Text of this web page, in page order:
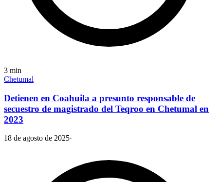
3 min
Chetumal
Detienen en Coahuila a presunto responsable de
secuestro de magistrado del Teqroo en Chetumal en
2023
18 de agosto de 2025·